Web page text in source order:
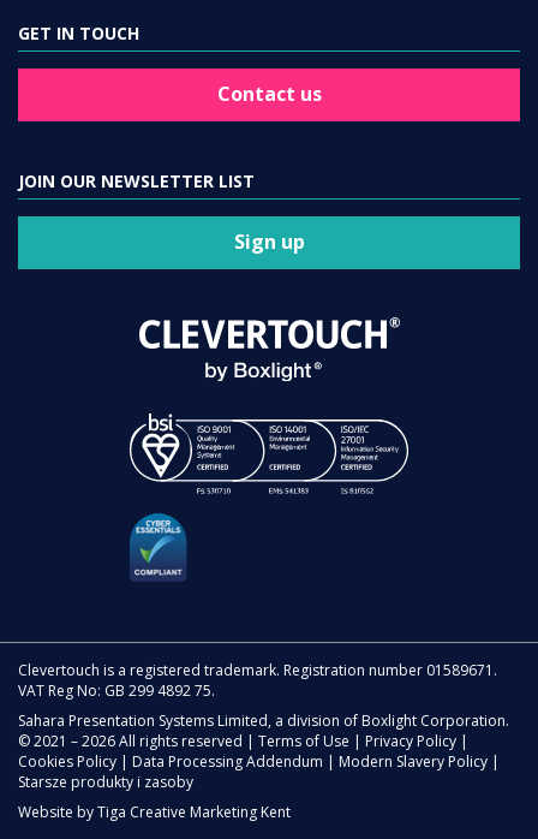
GET IN TOUCH
Contact us
JOIN OUR NEWSLETTER LIST
Sign up
Clevertouch is a registered trademark. Registration number 01589671.
VAT Reg No: GB 299 4892 75.
Sahara Presentation Systems Limited, a division of Boxlight Corporation.
© 2021 – 2026 All rights reserved | Terms of Use Privacy Policy
Cookies Policy
Data Processing Addendum Modern Slavery Policy
Starsze produkty i zasoby
Website byTiga Creative Marketing Kent